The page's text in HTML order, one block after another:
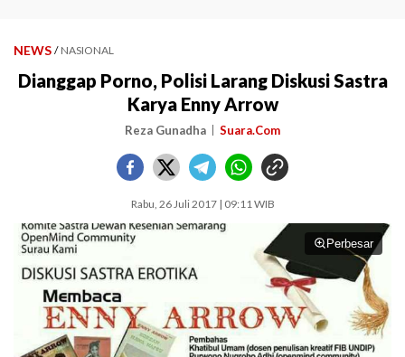
NEWS / NASIONAL
Dianggap Porno, Polisi Larang Diskusi Sastra
Karya Enny Arrow
Reza Gunadha Suara.Com
Rabu, 26 Juli 2017 | 09:11 WIB
Perbesar